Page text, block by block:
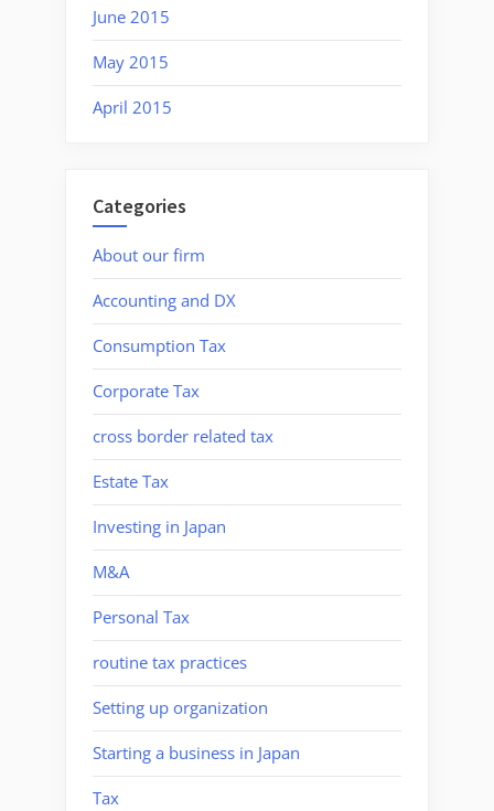
June 2015
May 2015
April 2015
Categories
About our firm
Accounting and DX
Consumption Tax
Corporate Tax
cross border related tax
Estate Tax
Investing in Japan
M&A
Personal Tax
routine tax practices
Setting up organization
Starting a business in Japan
Tax